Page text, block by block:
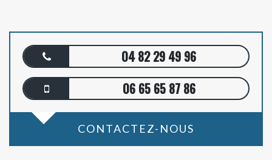
04 82 29 49 96
06 65 65 87 86
CONTACTEZ-NOUS